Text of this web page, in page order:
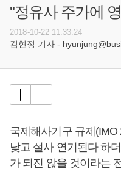
"정유사 주가에
2018-10-22 11:33:24
김현정 기자 -
국제해사기구 규제
낮고 설사 연기된다 하
가 되진 않을 것이라는